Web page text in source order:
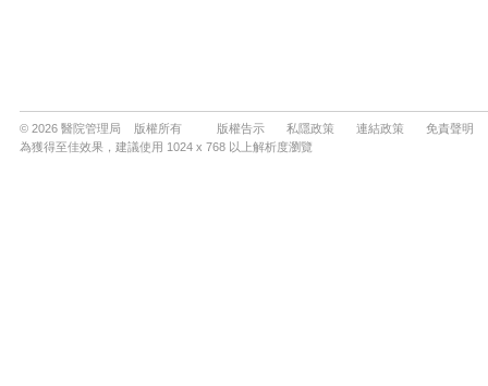
© 2026 醫院管理局 版權所有 版權告示 私隱政策 連結政策
免責聲明
為獲得至佳效果，建議使用 1024 x 768 以上解析度瀏覽